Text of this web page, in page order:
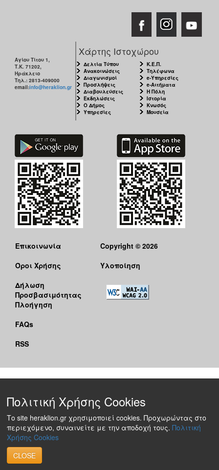
Αγίου Τίτου 1,
Τ.Κ. 71202,
Ηράκλειο
Τηλ.: 2813-409000
email:info@heraklion.gr
Χάρτης Ιστοχώρου
Δελτία Τύπου
Ανακοινώσεις
Διαγωνισμοί
Προσλήψεις
Διαβουλεύσεις
Εκδηλώσεις
Ο Δήμος
Υπηρεσίες
Κ.Ε.Π.
Τηλέφωνα
e-Υπηρεσίες
e-Αιτήματα
Η Πόλη
Ιστορία
Κνωσός
Μουσεία
Επικοινωνία
Όροι Χρήσης
Δήλωση
Προσβασιμότητας
Πλοήγηση
FAQs
RSS
Copyright © 2026
Υλοποίηση
Πολιτική Χρήσης Cookies
Το site heraklion.gr χρησιμοποιεί cookies. Προχωρώντας στο
περιεχόμενο, συναινείτε με την αποδοχή τους. Πολιτική
Χρήσης Cookies
CLOSE